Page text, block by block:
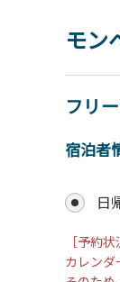
モン
フリ
宿泊者
日
［予約
カレン